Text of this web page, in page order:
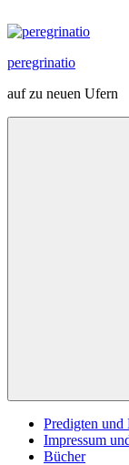
Inhalt
peregrinatio
auf zu neuen Ufern
Predigten und
Impressum
Bücher